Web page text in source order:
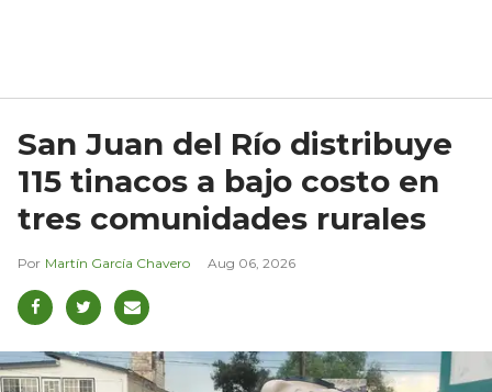
San Juan del Río distribuye
115 tinacos a bajo costo en
tres comunidades rurales
Martín García Chavero Aug 06, 2026